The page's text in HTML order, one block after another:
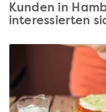
Kunden in
interessierten